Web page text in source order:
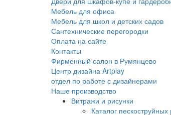
Мебель для офиса
Мебель для школ и детских садов
Сантехнические перегородки
Оплата на сайте
Контакты
Фирменный салон в Румянцево
Центр дизайна Artplay
отдел по работе с дизайнерами
Наше производство
Витражи и рисунки
Каталог пескоструйных